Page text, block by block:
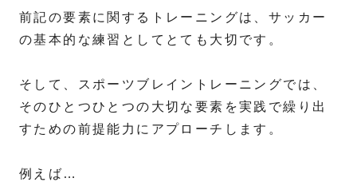
前記の要素に関するトレーニングは、サッカー
の基本的な練習としてとても大切です。
そして、スポーツブレイントレーニングでは、
そのひとつひとつの大切な要素を実践で繰り出
すための前提能力にアプローチします。
例えば…